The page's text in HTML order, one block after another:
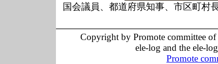
国会議員、都道府県知事、市区町村
Copyright by Promote committee
ele-log and the ele-
Promote